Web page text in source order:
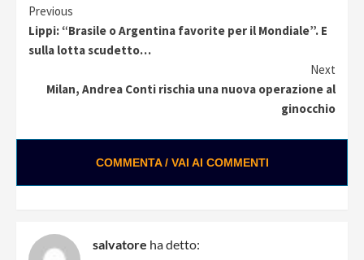
Continue
Reading
Previous
Lippi: “Brasile o Argentina favorite per il Mondiale”. E
sulla lotta scudetto…
Next
Milan, Andrea Conti rischia una nuova operazione al
ginocchio
COMMENTA / VAI AI COMMENTI
salvatore ha detto: